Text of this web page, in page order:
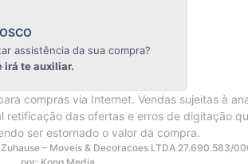
assistência da sua compra?
irá te auxiliar.
compras via Internet. Vendas sujeitas à
retificação das ofertas e erros de digitação
ser estornado o valor da compra.
– Moveis & Decoracoes LTDA 27.690.583/